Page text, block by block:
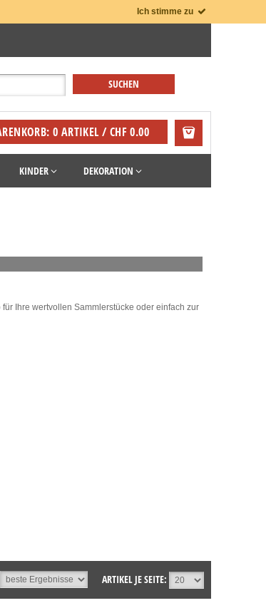
Ich stimme zu
0 ARTIKEL / CHF 0.00
KINDER DEKORATION
Ihre wertvollen Sammlerstücke oder einfach zur
ARTIKEL JE SEITE: